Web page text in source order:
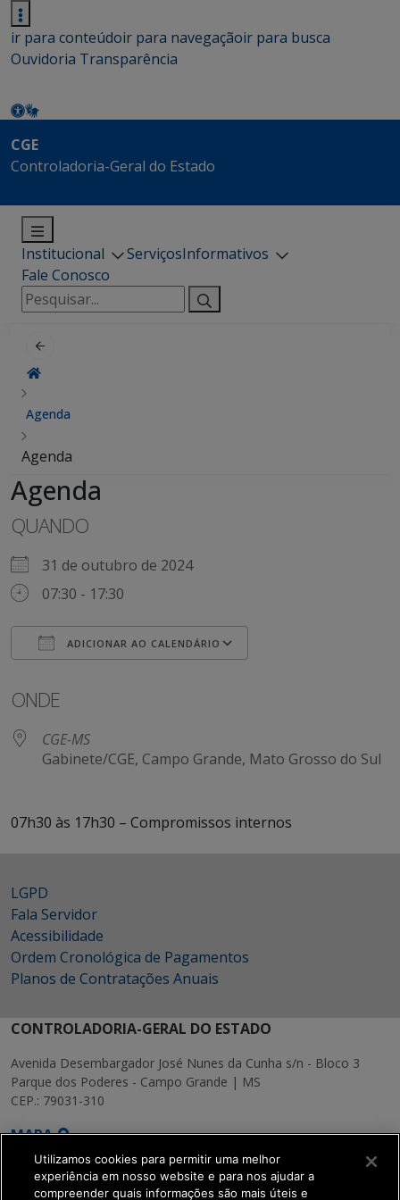
ir para conteúdoir para navegaçãoir para busca
Ouvidoria Transparência
CGE
Controladoria-Geral do Estado
Institucional ServiçosInformativos
Fale Conosco
Pesquisar
por:
Agenda
Agenda
Agenda
QUANDO
31 de outubro de 2024
07:30 - 17:30
ADICIONAR AO CALENDÁRIO
ONDE
CGE-MS
Gabinete/CGE, Campo Grande, Mato Grosso do Sul
07h30 às 17h30 – Compromissos internos
LGPD
Fala Servidor
Acessibilidade
Ordem Cronológica de Pagamentos
Planos de Contratações Anuais
CONTROLADORIA-GERAL DO ESTADO
Avenida Desembargador José Nunes da Cunha s/n - Bloco 3
Parque dos Poderes - Campo Grande | MS
CEP.: 79031-310
MAPA
Utilizamos cookies para permitir uma melhor
experiência em nosso website e para nos ajudar a
compreender quais informações são mais úteis e